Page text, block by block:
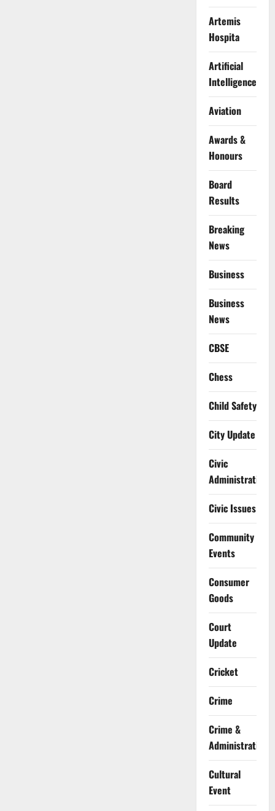
Artemis
Hospita
Artificial
Intelligence
Aviation
Awards &
Honours
Board
Results
Breaking
News
Business
Business
News
CBSE
Chess
Child Safety
City Update
Civic
Administration
Civic Issues
Community
Events
Consumer
Goods
Court
Update
Cricket
Crime
Crime &
Administration
Cultural
Event